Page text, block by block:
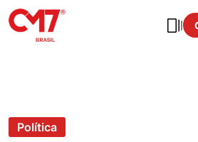
Política